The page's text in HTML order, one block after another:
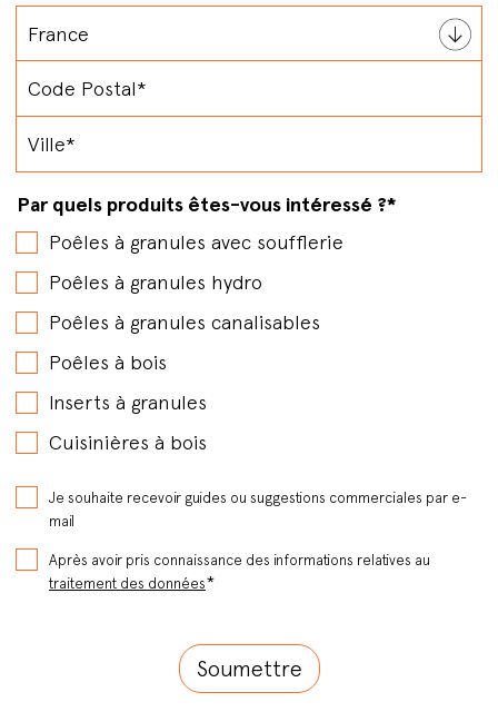
Par quels produits êtes-vous intéressé ?*
Poêles à granules avec soufflerie
Poêles à granules hydro
Poêles à granules canalisables
Poêles à bois
Inserts à granules
Cuisinières à bois
Je souhaite recevoir guides ou suggestions commerciales par e-
mail
Après avoir pris connaissance des informations relatives au
traitement des données*